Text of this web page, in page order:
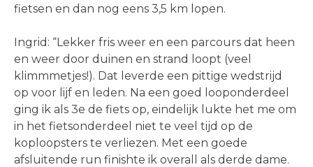
fietsen en dan nog eens 3,5 km lopen.
Ingrid: “Lekker fris weer en een parcours dat heen
en weer door duinen en strand loopt (veel
klimmmetjes!). Dat leverde een pittige wedstrijd
op voor lijf en leden. Na een goed looponderdeel
ging ik als 3e de fiets op, eindelijk lukte het me om
in het fietsonderdeel niet te veel tijd op de
koploopsters te verliezen. Met een goede
afsluitende run finishte ik overall als derde dame.